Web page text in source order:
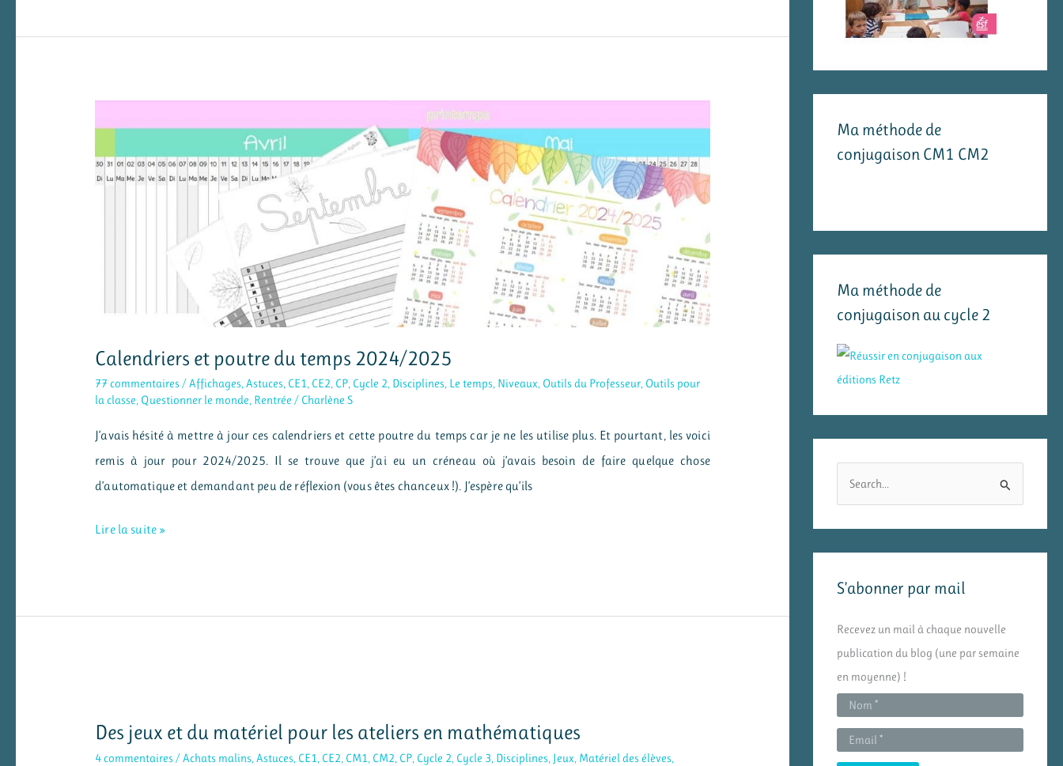
imprimer
2024/2025
Calendriers et poutre du temps 2024/2025
77 commentaires/Affichages,Astuces, CE1, CE2, CP, Cycle 2, Disciplines, Le temps, Niveaux, Outils du Professeur, Outils pour
la classe, Questionner le monde, Rentrée / Charlène S
J’avais hésité à mettre à jour ces calendriers et cette poutre du temps car je ne les utilise plus. Et pourtant, les voici
remis à jour pour 2024/2025. Il se trouve que j’ai eu un créneau où j’avais besoin de faire quelque chose
d’automatique et demandant peu de réflexion (vous êtes chanceux !). J’espère qu’ils
Calendriers
Lire la suite »
Des jeux et du matériel pour les ateliers en mathématiques
4 commentaires /Achats malins ,Astuces CE1 CE2 CM1 CM2 CP Cycle 2 Cycle 3 Disciplines Jeux Matériel des élèves
Ma méthode de
conjugaison CM1 CM2
Ma méthode de
conjugaison au cycle 2
r
e
:
S’abonner par mail
Recevez un mail à chaque nouvelle
publication du blog (une par semaine
en moyenne) !